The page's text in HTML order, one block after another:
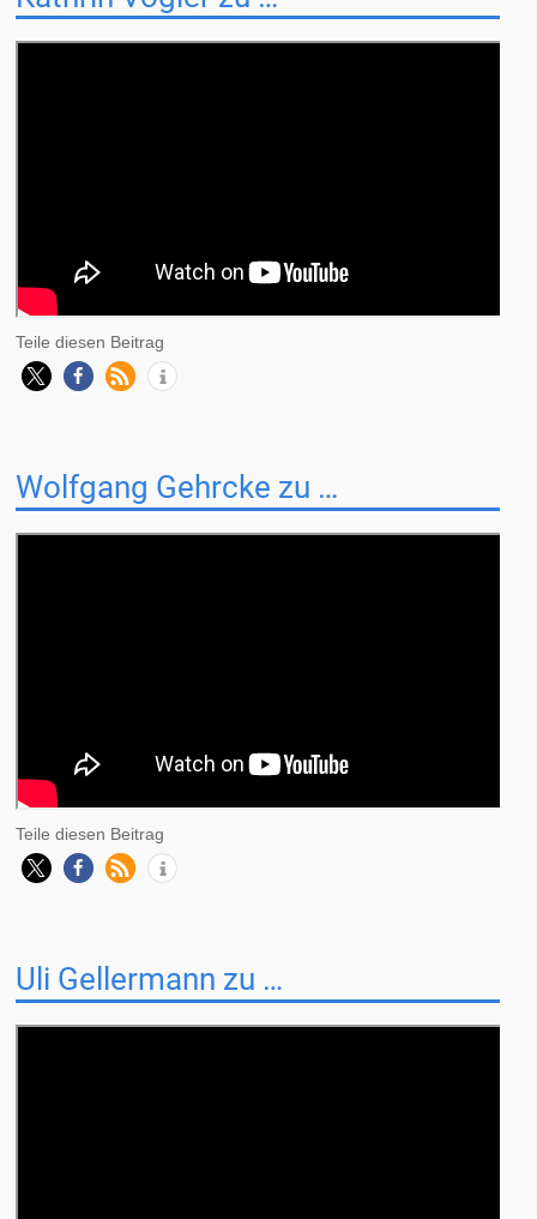
Teile diesen Beitrag
Wolfgang Gehrcke zu …
Teile diesen Beitrag
Uli Gellermann zu …